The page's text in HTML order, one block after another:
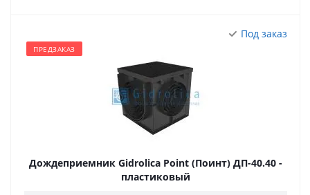
Под заказ
ПРЕДЗАКАЗ
Дождеприемник Gidrolica Point (Поинт) ДП-40.40 -
пластиковый